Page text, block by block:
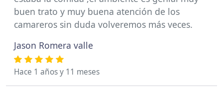
buen trato y muy buena atención de los
camareros sin duda volveremos más veces.
Jason Romera valle
Hace 1 años y 11 meses